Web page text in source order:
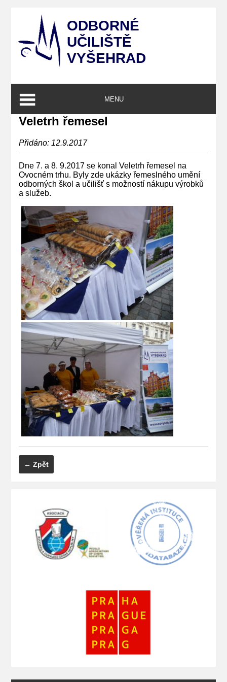
ODBORNÉ
UČILIŠTĚ
VYŠEHRAD
MENU
Veletrh řemesel
Přidáno: 12.9.2017
Dne 7. a 8. 9.2017 se konal Veletrh řemesel na
Ovocném trhu. Byly zde ukázky řemeslného umění
odborných škol a učilišť s možností nákupu výrobků
a služeb.
← Zpět